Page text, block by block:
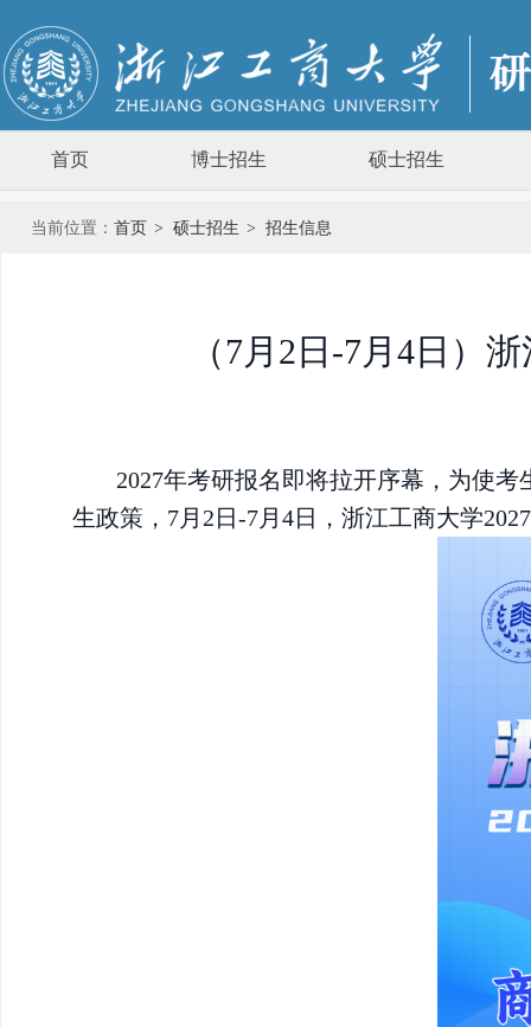
首页 博士招生 硕士招生
当前位置： 首页 > 硕士招生 > 招生信息
（7月2日-7月4日）
2027年考研报名即将拉开序幕，为使
生政策，7月2日-7月4日，浙江工商大学